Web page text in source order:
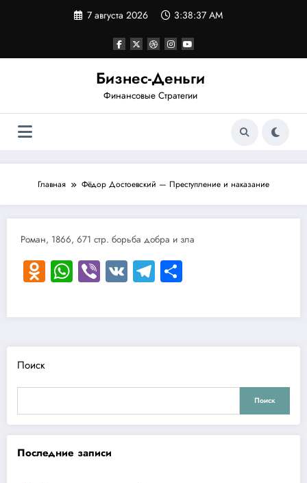
7 августа 2026 3:38:37 AM
Бизнес-Деньги
Финансовые Стратегии
Главная Фёдор Достоевский — Преступление и наказание
Роман, 1866, 671 стр. борьба добра и зла
Odnoklassniki
WhatsApp
Viber
VKTelegram
Поиск
Поиск
Последние записи